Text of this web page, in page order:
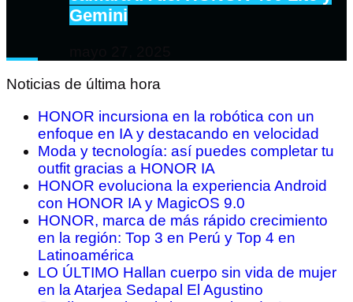
Gemini
Noticias de última hora
HONOR incursiona en la robótica con un
enfoque en IA y destacando en velocidad
Moda y tecnología: así puedes completar tu
outfit gracias a HONOR IA
HONOR evoluciona la experiencia Android
con HONOR IA y MagicOS 9.0
HONOR, marca de más rápido crecimiento
en la región: Top 3 en Perú y Top 4 en
Latinoamérica
LO ÚLTIMO Hallan cuerpo sin vida de mujer
en la Atarjea Sedapal El Agustino